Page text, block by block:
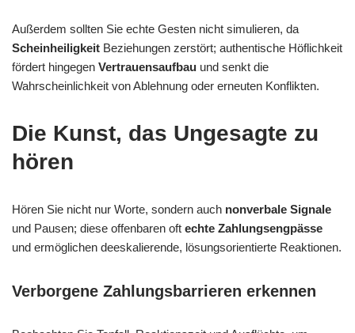
Außerdem sollten Sie echte Gesten nicht simulieren, da
Scheinheiligkeit Beziehungen zerstört; authentische Höflichkeit
fördert hingegen Vertrauensaufbau und senkt die
Wahrscheinlichkeit von Ablehnung oder erneuten Konflikten.
Die Kunst, das Ungesagte zu
hören
Hören Sie nicht nur Worte, sondern auch nonverbale Signale
und Pausen; diese offenbaren oft echte Zahlungsengpässe
und ermöglichen deeskalierende, lösungsorientierte Reaktionen.
Verborgene Zahlungsbarrieren erkennen